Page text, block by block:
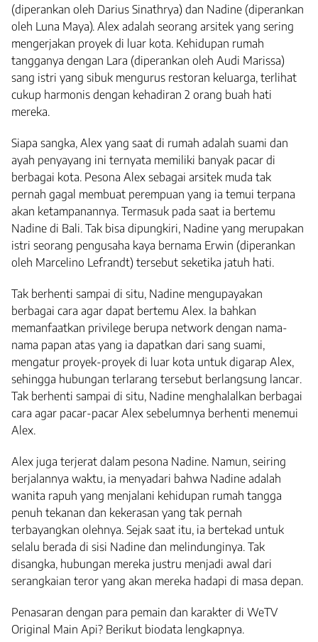
(diperankan oleh Darius Sinathrya) dan Nadine (diperankan
oleh Luna Maya). Alex adalah seorang arsitek yang sering
mengerjakan proyek di luar kota. Kehidupan rumah
tangganya dengan Lara (diperankan oleh Audi Marissa)
sang istri yang sibuk mengurus restoran keluarga, terlihat
cukup harmonis dengan kehadiran 2 orang buah hati
mereka.
Siapa sangka, Alex yang saat di rumah adalah suami dan
ayah penyayang ini ternyata memiliki banyak pacar di
berbagai kota. Pesona Alex sebagai arsitek muda tak
pernah gagal membuat perempuan yang ia temui terpana
akan ketampanannya. Termasuk pada saat ia bertemu
Nadine di Bali. Tak bisa dipungkiri, Nadine yang merupakan
istri seorang pengusaha kaya bernama Erwin (diperankan
oleh Marcelino Lefrandt) tersebut seketika jatuh hati.
Tak berhenti sampai di situ, Nadine mengupayakan
berbagai cara agar dapat bertemu Alex. Ia bahkan
memanfaatkan privilege berupa network dengan nama-
nama papan atas yang ia dapatkan dari sang suami,
mengatur proyek-proyek di luar kota untuk digarap Alex,
sehingga hubungan terlarang tersebut berlangsung lancar.
Tak berhenti sampai di situ, Nadine menghalalkan berbagai
cara agar pacar-pacar Alex sebelumnya berhenti menemui
Alex.
Alex juga terjerat dalam pesona Nadine. Namun, seiring
berjalannya waktu, ia menyadari bahwa Nadine adalah
wanita rapuh yang menjalani kehidupan rumah tangga
penuh tekanan dan kekerasan yang tak pernah
terbayangkan olehnya. Sejak saat itu, ia bertekad untuk
selalu berada di sisi Nadine dan melindunginya. Tak
disangka, hubungan mereka justru menjadi awal dari
serangkaian teror yang akan mereka hadapi di masa depan.
Penasaran dengan para pemain dan karakter di WeTV
Original Main Api? Berikut biodata lengkapnya.